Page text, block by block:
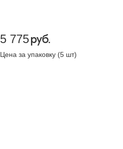
5 775руб.
Цена за упаковку (5 шт)